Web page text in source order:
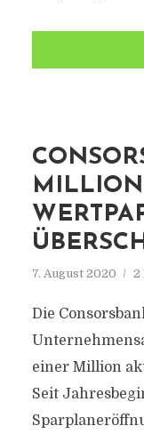
7. August 2020 2
Die
einer Million
Seit